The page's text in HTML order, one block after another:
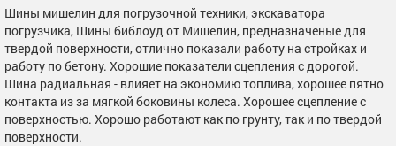
Шины мишелин для погрузочной техники, экскаватора
погрузчика, Шины библоуд от Мишелин, предназначеные для
твердой поверхности, отлично показали работу на стройках и
работу по бетону. Хорошие показатели сцепления с дорогой.
Шина радиальная - влияет на экономию топлива, хорошее пятно
контакта из за мягкой боковины колеса. Хорошее сцепление с
поверхностью. Хорошо работают как по грунту, так и по твердой
поверхности.